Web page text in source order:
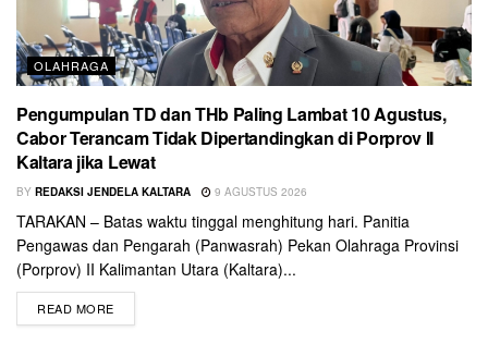
OLAHRAGA
Pengumpulan TD dan THb Paling Lambat 10 Agustus,
Cabor Terancam Tidak Dipertandingkan di Porprov II
Kaltara jika Lewat
BY REDAKSI JENDELA KALTARA 9 AGUSTUS 2026
TARAKAN – Batas waktu tinggal menghitung hari. Panitia
Pengawas dan Pengarah (Panwasrah) Pekan Olahraga Provinsi
(Porprov) II Kalimantan Utara (Kaltara)...
READ MORE